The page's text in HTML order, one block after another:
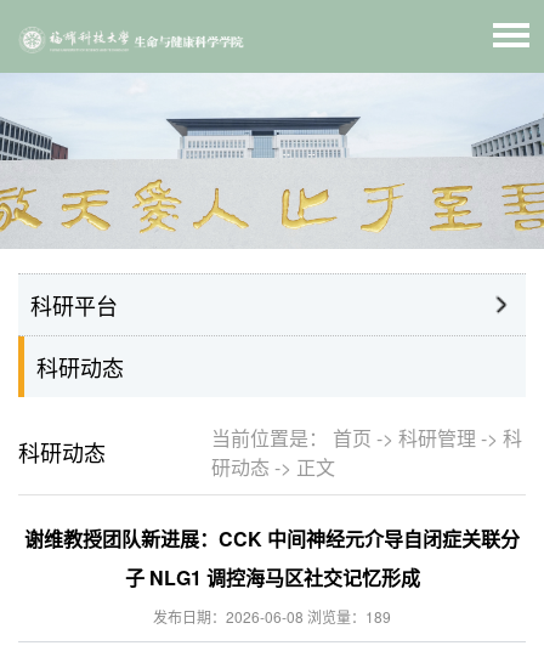
科研平台
科研动态
科研动态 当前位置是： 首页 -> 科研管理 -> 科
研动态 -> 正文
谢维教授团队新进展：CCK 中间神经元介导自闭症关联分
子 NLG1 调控海马区社交记忆形成
发布日期：2026-06-08 浏览量： 189